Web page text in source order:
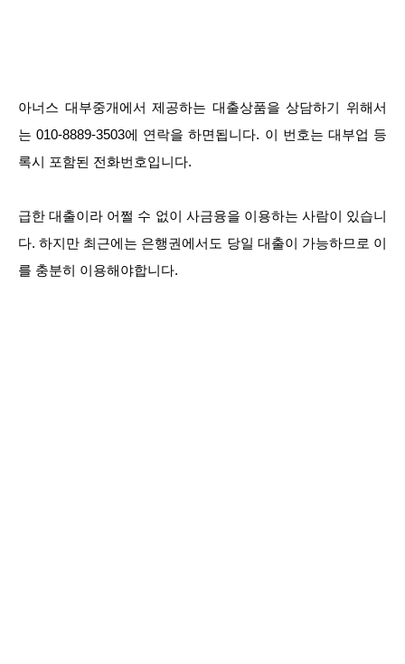
아너스 대부중개에서 제공하는 대출상품을 상담하기 위해서
는 010-8889-3503에 연락을 하면됩니다. 이 번호는 대부업 등
록시 포함된 전화번호입니다.
급한 대출이라 어쩔 수 없이 사금융을 이용하는 사람이 있습니
다. 하지만 최근에는 은행권에서도 당일 대출이 가능하므로 이
를 충분히 이용해야합니다.